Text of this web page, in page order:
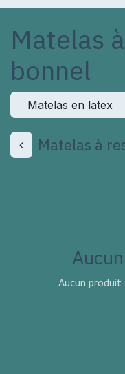
Matelas
bonnel
Matelas en latex
Matelas à
Aucun